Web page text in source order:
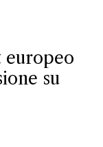
europeo
su